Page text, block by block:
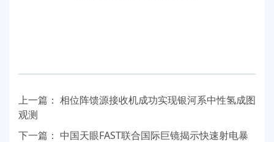
上一篇： 相位阵馈源接收机成功实现银河系中性氢成图
观测
下一篇： 中国天眼FAST联合国际巨镜揭示快速射电暴